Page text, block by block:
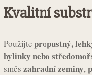
Kvalitní
Použijte propustný,
bylinky nebo
směs zahradní zeminy,